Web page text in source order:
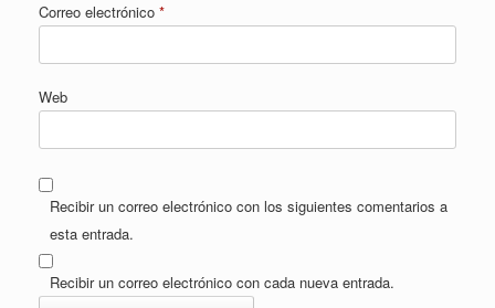
Correo electrónico *
Web
Recibir un correo electrónico con los siguientes comentarios a
esta entrada.
Recibir un correo electrónico con cada nueva entrada.